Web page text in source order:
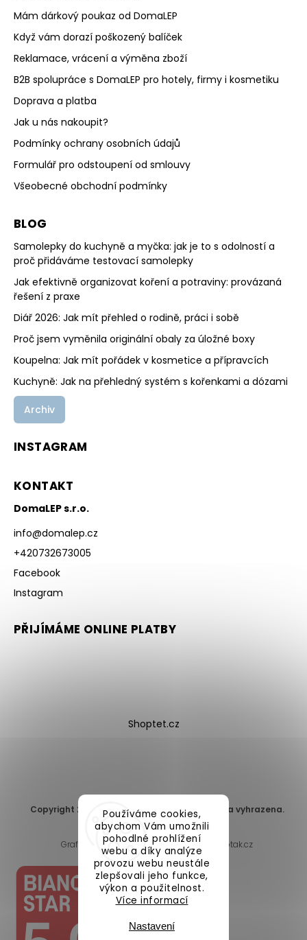
Používáme cookies,
abychom Vám umožnili
pohodlné prohlížení
webu a díky analýze
provozu webu neustále
zlepšovali jeho funkce,
výkon a použitelnost.
Více informací
Nastavení
Mám dárkový poukaz od DomaLEP
Když vám dorazí poškozený balíček
Reklamace, vrácení a výměna zboží
B2B spolupráce s DomaLEP pro hotely, firmy i kosmetiku
Doprava a platba
Jak u nás nakoupit?
Podmínky ochrany osobních údajů
Formulář pro odstoupení od smlouvy
Všeobecné obchodní podmínky
BLOG
Samolepky do kuchyně a myčka: jak je to s odolností a
proč přidáváme testovací samolepky
Jak efektivně organizovat koření a potraviny: provázaná
řešení z praxe
Diář 2026: Jak mít přehled o rodině, práci i sobě
Proč jsem vyměnila originální obaly za úložné boxy
Koupelna: Jak mít pořádek v kosmetice a přípravcích
Kuchyně: Jak na přehledný systém s kořenkami a dózami
Archiv
INSTAGRAM
KONTAKT
DomaLEP s.r.o.
info@domalep.cz
+420732673005
Facebook
Instagram
PŘIJÍMÁME ONLINE PLATBY
Shoptet.cz
Copyright 2026 DomaLEP s.r.o. . Všechna práva vyhrazena.
Upravit nastavení cookies
Grafický návrh vytvořil a nakódoval
Shoptak.cz